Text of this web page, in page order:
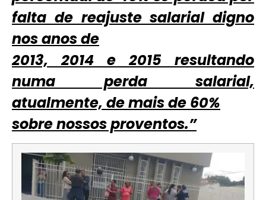
falta de reajuste salarial digno
nos anos de
2013, 2014 e 2015 resultando
numa perda salarial,
atualmente, de mais de 60%
sobre nossos proventos.”